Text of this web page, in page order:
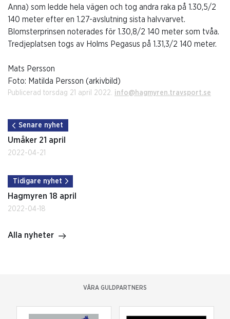
Anna) som ledde hela vägen och tog andra raka på 1.30,5/2
140 meter efter en 1.27-avslutning sista halvvarvet.
Blomsterprinsen noterades för 1.30,8/2 140 meter som tvåa.
Tredjeplatsen togs av Holms Pegasus på 1.31,3/2 140 meter.
Mats Persson
Foto: Matilda Persson (arkivbild)
Publicerad torsdag 21 april 2022. info@hagmyren.travsport.se
Senare nyhet
Umåker 21 april
2022-04-21
Tidigare nyhet
Hagmyren 18 april
2022-04-18
Alla nyheter
VÅRA GULDPARTNERS